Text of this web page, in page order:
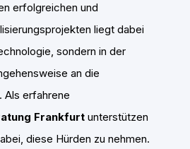
erfolgreichen und
liegt dabei
sondern in der
an die
Als erfahrene
Frankfurt unterstützen
diese Hürden zu nehmen.